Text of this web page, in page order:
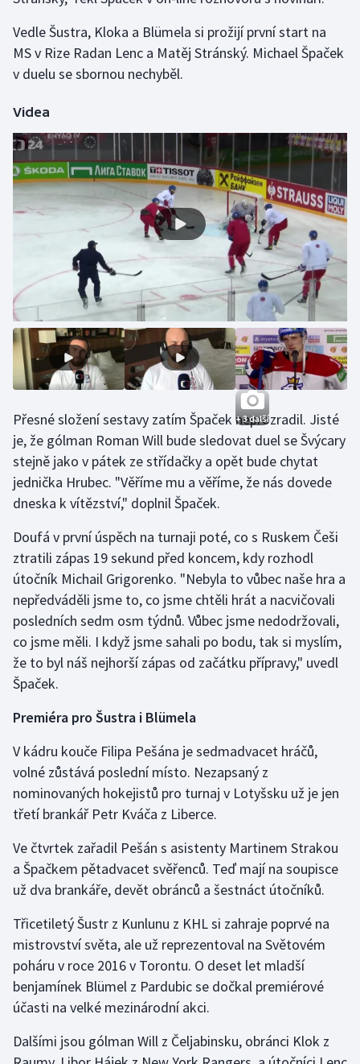
Házená
Judo
Krasobruslení
Lezení
Lyže a snowboard
Moderní pětiboj
Motorsport
Olympijské hry
Plavání
Plážový volejbal
Rychlobruslení
Rychlostní kanoistika
Short track
Sportovní střelba
Stolní tenis
Triatlon
Veslování
Volejbal
Vedle Šustra, Kloka a Blümela si prožijí první start na
MS v Rize Radan Lenc a Matěj Stránský. Michael Špaček
v duelu se sbornou nechyběl.
Videa
+ 3 další
Přesné složení sestavy zatím Špaček neprozradil. Jisté
je, že gólman Roman Will bude sledovat duel se Švýcary
stejně jako v pátek ze střídačky a opět bude chytat
jednička Hrubec. "Věříme mu a věříme, že nás dovede
dneska k vítězství," doplnil Špaček.
Doufá v první úspěch na turnaji poté, co s Ruskem Češi
ztratili zápas 19 sekund před koncem, kdy rozhodl
útočník Michail Grigorenko. "Nebyla to vůbec naše hra a
nepředváděli jsme to, co jsme chtěli hrát a nacvičovali
posledních sedm osm týdnů. Vůbec jsme nedodržovali,
co jsme měli. I když jsme sahali po bodu, tak si myslím,
že to byl náš nejhorší zápas od začátku přípravy," uvedl
Špaček.
Premiéra pro Šustra i Blümela
V kádru kouče Filipa Pešána je sedmadvacet hráčů,
volné zůstává poslední místo. Nezapsaný z
nominovaných hokejistů pro turnaj v Lotyšsku už je jen
třetí brankář Petr Kváča z Liberce.
Ve čtvrtek zařadil Pešán s asistenty Martinem Strakou
a Špačkem pětadvacet svěřenců. Teď mají na soupisce
už dva brankáře, devět obránců a šestnáct útočníků.
Třicetiletý Šustr z Kunlunu z KHL si zahraje poprvé na
mistrovství světa, ale už reprezentoval na Světovém
poháru v roce 2016 v Torontu. O deset let mladší
benjamínek Blümel z Pardubic se dočkal premiérové
účasti na velké mezinárodní akci.
Dalšími jsou gólman Will z Čeljabinsku, obránci Klok z